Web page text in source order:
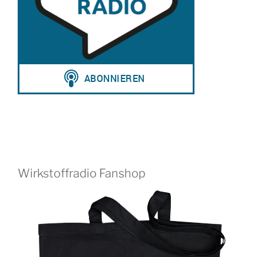
Wirkstoffradio Fanshop